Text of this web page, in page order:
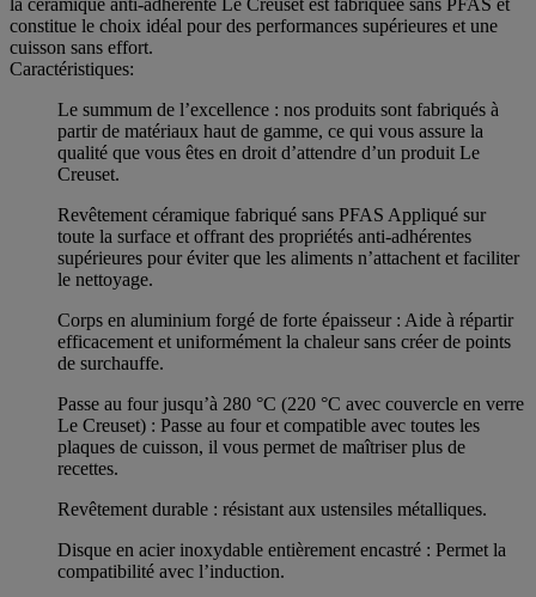
la céramique anti-adhérente Le Creuset est fabriquée sans PFAS et
constitue le choix idéal pour des performances supérieures et une
cuisson sans effort.
Caractéristiques:
Le summum de l’excellence : nos produits sont fabriqués à
partir de matériaux haut de gamme, ce qui vous assure la
qualité que vous êtes en droit d’attendre d’un produit Le
Creuset.
Revêtement céramique fabriqué sans PFAS Appliqué sur
toute la surface et offrant des propriétés anti-adhérentes
supérieures pour éviter que les aliments n’attachent et faciliter
le nettoyage.
Corps en aluminium forgé de forte épaisseur : Aide à répartir
efficacement et uniformément la chaleur sans créer de points
de surchauffe.
Passe au four jusqu’à 280 °C (220 °C avec couvercle en verre
Le Creuset) : Passe au four et compatible avec toutes les
plaques de cuisson, il vous permet de maîtriser plus de
recettes.
Revêtement durable : résistant aux ustensiles métalliques.
Disque en acier inoxydable entièrement encastré : Permet la
compatibilité avec l’induction.